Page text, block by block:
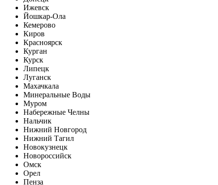
Ижевск
Йошкар-Ола
Кемерово
Киров
Красноярск
Курган
Курск
Липецк
Луганск
Махачкала
Минеральные Воды
Муром
Набережные Челны
Нальчик
Нижний Новгород
Нижний Тагил
Новокузнецк
Новороссийск
Омск
Орел
Пенза